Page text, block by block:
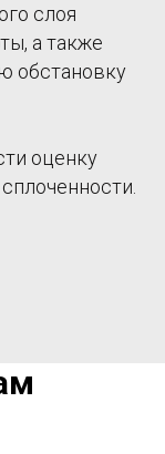
слоя
а также
обстановку
оценку